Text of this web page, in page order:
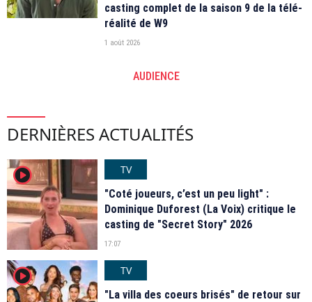
casting complet de la saison 9 de la télé-
réalité de W9
1 août 2026
AUDIENCE
DERNIÈRES ACTUALITÉS
player2
TV
"Coté joueurs, c’est un peu light" :
Dominique Duforest (La Voix) critique le
casting de "Secret Story" 2026
17:07
player2
TV
"La villa des coeurs brisés" de retour sur